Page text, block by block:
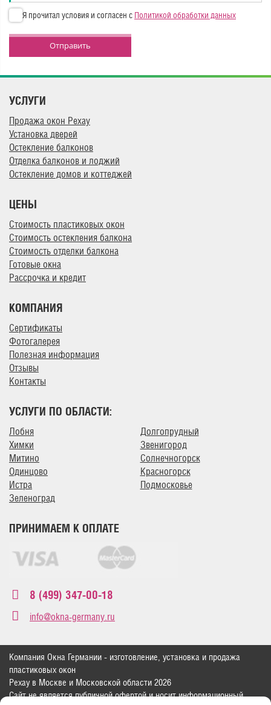
Я прочитал условия и согласен с Политикой обработки данных
Отправить
УСЛУГИ
Продажа окон Рехау
Установка дверей
Остекление балконов
Отделка балконов и лоджий
Остекление домов и коттеджей
ЦЕНЫ
Стоимость пластиковых окон
Стоимость остекления балкона
Стоимость отделки балкона
Готовые окна
Рассрочка и кредит
КОМПАНИЯ
Сертификаты
Фотогалерея
Полезная информация
Отзывы
Контакты
УСЛУГИ ПО ОБЛАСТИ:
Лобня
Химки
Митино
Одинцово
Истра
Зеленоград
Долгопрудный
Звенигород
Солнечногорск
Красногорск
Подмосковье
ПРИНИМАЕМ К ОПЛАТЕ
8 (499) 347-00-18
info@okna-germany.ru
Компания Окна Германии - изготовление, установка и продажа
пластиковых окон
Рехау в Москве и Московской области 2026
Сайт не является публичной офертой и носит информационный